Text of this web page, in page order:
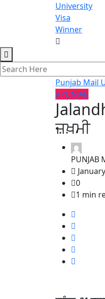
University
Visa
Winner
Punjab Mail
#PUNJAB
ਜ਼ਖ਼ਮੀ
PUNJAB
0
1 min